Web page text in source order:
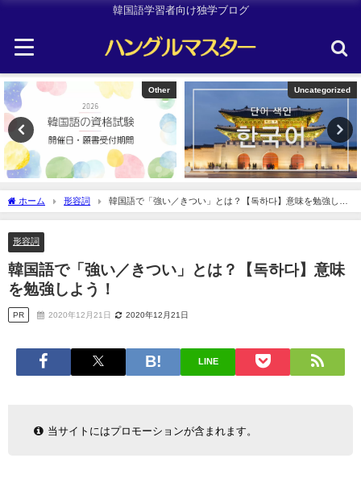
韓国語学習者向け独学ブログ
Other Uncategorized
ホーム 形容詞
韓国語で「強い／きつい」とは？【독하다】意味を勉強しよ
う！
形容詞
韓国語で「強い／きつい」とは？【독하다】意味
を勉強しよう！
PR 2020年12月21日 2020年12月21日
LINE
当サイトにはプロモーションが含まれます。